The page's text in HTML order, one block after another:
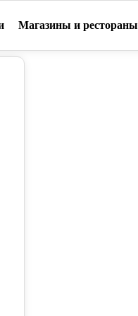
Магазины и рестораны